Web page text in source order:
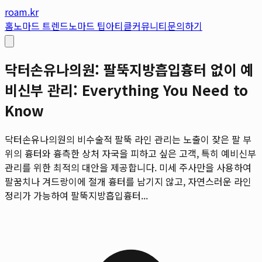
roam.kr
홈노마드 트렌드노마드 팁아티클커뮤니티문의하기
닥터손유나의원: 팔뚝지방흡입흉터 없이 예
비신부 관리: Everything You Need to
Know
닥터손유나의원의 비수술적 팔뚝 라인 관리는 노출이 잦은 팔 부
위의 흉터와 흉측한 상처 자국을 피하고 싶은 고객, 특히 예비신부
관리를 위한 최적의 대안을 제공합니다. 미세 주사만을 사용하여
팔꿈치나 겨드랑이에 절개 흉터를 남기지 않고, 자연스러운 라인
정리가 가능하여 팔뚝지방흡입흉터...